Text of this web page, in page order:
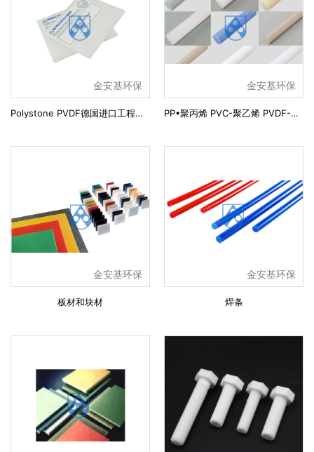
金安基环保
Polystone PVDF德国进口工程塑料
金安基环保
PP•聚丙烯 PVC-聚乙烯 PVDF-聚偏二氟乙稀 PE-超高分子聚乙稀
金安基环保
板材和块材
金安基环保
焊条